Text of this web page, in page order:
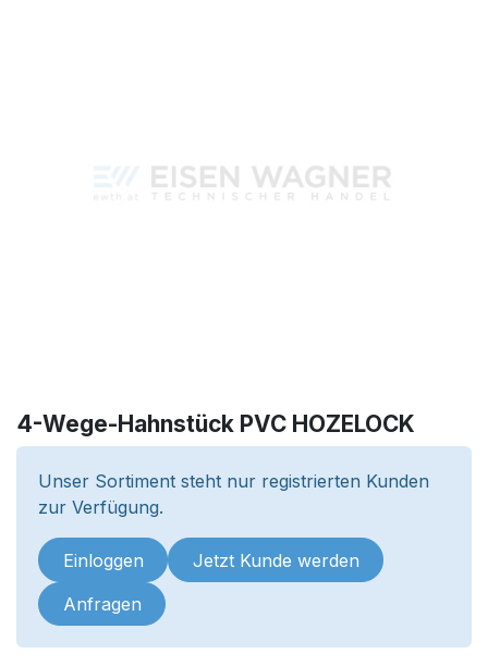
4-Wege-Hahnstück PVC HOZELOCK
Unser Sortiment steht nur registrierten Kunden
zur Verfügung.
Einloggen Jetzt Kunde werden
Anfragen